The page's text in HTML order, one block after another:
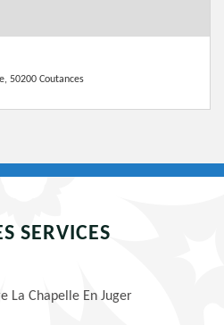
50200 Coutances
SERVICES
La Chapelle En Juger